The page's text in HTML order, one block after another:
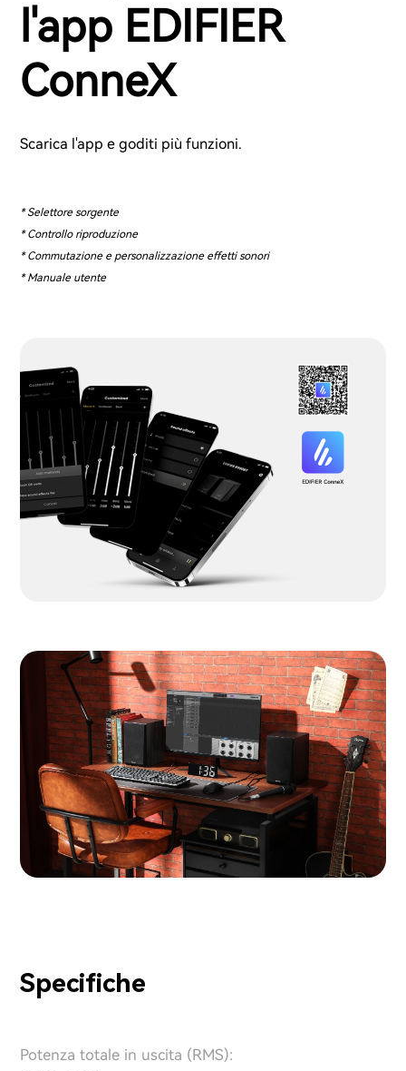
l'app EDIFIER
ConneX
Scarica l'app e goditi più funzioni.
* Selettore sorgente
* Controllo riproduzione
* Commutazione e personalizzazione effetti sonori
* Manuale utente
Specifiche
Potenza totale in uscita (RMS):